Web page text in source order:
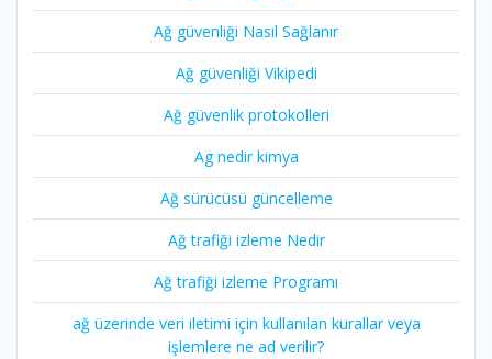
Ağ güvenliği Nasıl Sağlanır
Ağ güvenliği Vikipedi
Ağ güvenlik protokolleri
Ag nedir kimya
Ağ sürücüsü güncelleme
Ağ trafiği izleme Nedir
Ağ trafiği izleme Programı
ağ üzerinde veri iletimi için kullanılan kurallar veya
işlemlere ne ad verilir?